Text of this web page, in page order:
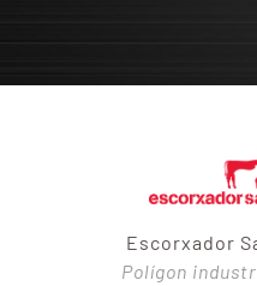
Escorxador
Polígon